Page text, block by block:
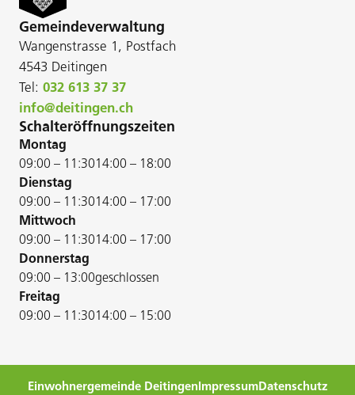
Gemeindeverwaltung
Wangenstrasse 1, Postfach
4543 Deitingen
Tel: 032 613 37 37
info@deitingen.ch
Schalteröffnungszeiten
Montag
09:00 – 11:3014:00 – 18:00
Dienstag
09:00 – 11:3014:00 – 17:00
Mittwoch
09:00 – 11:3014:00 – 17:00
Donnerstag
09:00 – 13:00geschlossen
Freitag
09:00 – 11:3014:00 – 15:00
Einwohnergemeinde DeitingenImpressumDatenschutz